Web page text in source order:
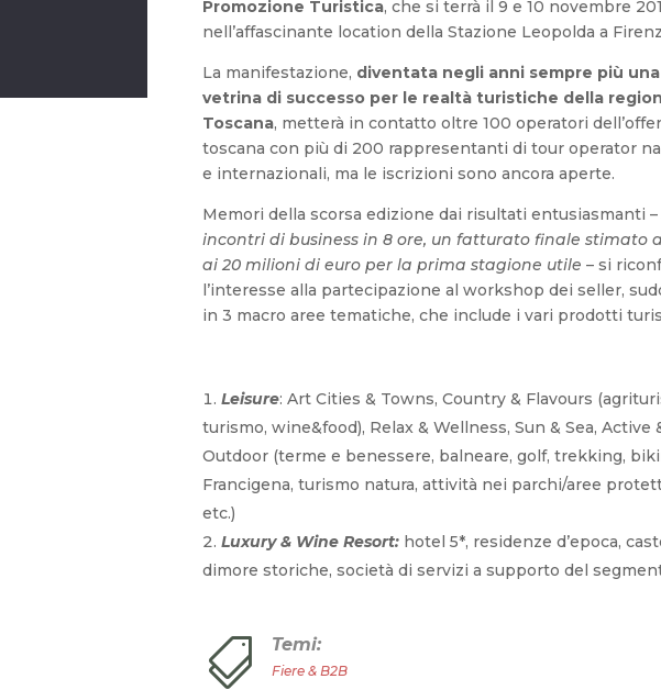
Promozione Turistica, che si terrà il 9 e 10 novembre
nell’affascinante location della Stazione Leopolda a
La manifestazione, diventata negli anni sempre più una
vetrina di successo per le realtà turistiche della
Toscana, metterà in contatto oltre 100 operatori
toscana con più di 200 rappresentanti di tour operator
e internazionali, ma le iscrizioni sono ancora aperte.
Memori della scorsa edizione dai risultati entusiasmanti
incontri di business in 8 ore, un fatturato finale stimato
ai 20 milioni di euro per la prima stagione utile – si
l’interesse alla partecipazione al workshop dei seller,
in 3 macro aree tematiche, che include i vari prodotti
Leisure: Art Cities & Towns, Country & Flavours
turismo, wine&food), Relax & Wellness, Sun & Sea, Active
Outdoor (terme e benessere, balneare, golf, trekking,
Francigena, turismo natura, attività nei parchi/aree
etc.)
Luxury & Wine Resort: hotel 5*, residenze d’epoca,
dimore storiche, società di servizi a supporto del
 Temi:
Fiere & B2B